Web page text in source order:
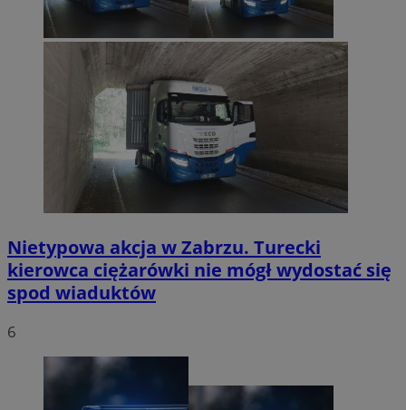
Nietypowa akcja w Zabrzu. Turecki
kierowca ciężarówki nie mógł wydostać się
spod wiaduktów
6